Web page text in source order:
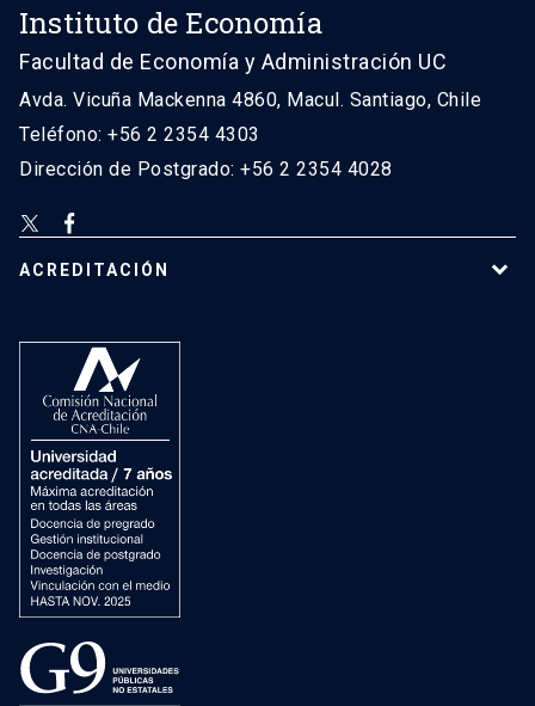
Instituto de Economía
Facultad de Economía y Administración UC
Avda. Vicuña Mackenna 4860, Macul. Santiago, Chile
Teléfono: +56 2 2354 4303
Dirección de Postgrado: +56 2 2354 4028
ACREDITACIÓN